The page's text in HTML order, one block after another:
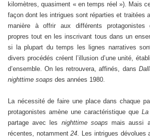
kilomètres, quasiment « en temps réel »). Mais
façon dont les intrigues sont réparties et traitées
manière à offrir aux différents protagonistes
propres tout en les inscrivant tous dans un
si la plupart du temps les lignes narratives
divers procédés créent l’illusion d’une unité,
d’ensemble. On les retrouvera, affinés, dans
nighttime soaps des années 1980.
La nécessité de faire une place dans chaque
protagonistes amène une caractéristique que La
partage avec les nighttime soaps mais aussi
récentes, notamment24. Les intrigues dévolues